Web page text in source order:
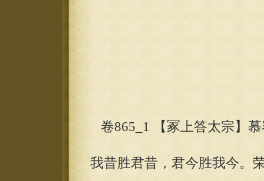
卷865_1 【冢上答太宗】
我昔胜君昔，君今胜我今。